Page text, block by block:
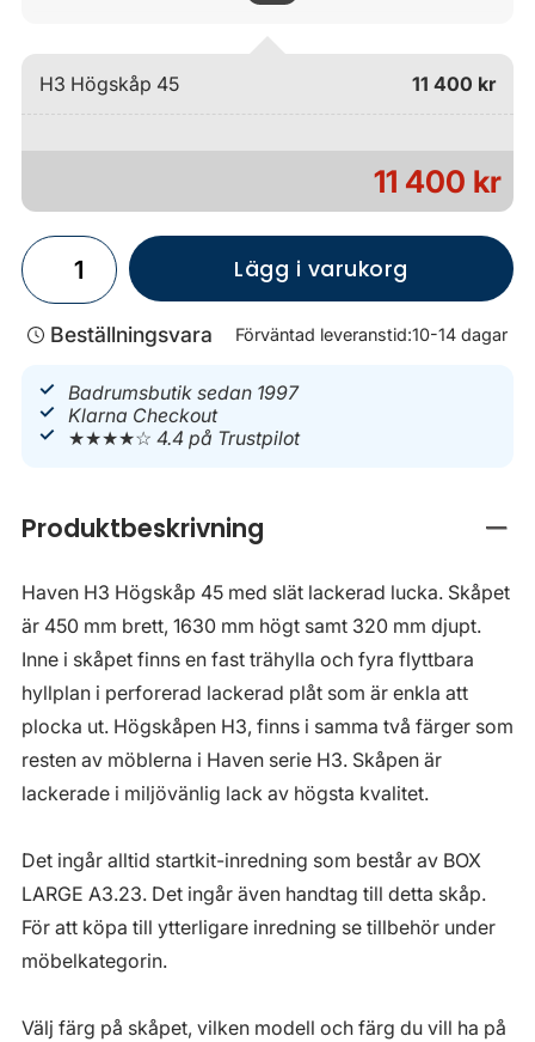
H3 Högskåp 45 11 400 kr
11 400 kr
Lägg i varukorg
Beställningsvara Förväntad leveranstid:10-14 dagar
Badrumsbutik sedan 1997
Klarna Checkout
★★★★☆4.4 på Trustpilot
Produktbeskrivning
Haven H3 Högskåp 45 med slät lackerad lucka. Skåpet
är 450 mm brett, 1630 mm högt samt 320 mm djupt.
Inne i skåpet finns en fast trähylla och fyra flyttbara
hyllplan i perforerad lackerad plåt som är enkla att
plocka ut. Högskåpen H3, finns i samma två färger som
resten av möblerna i Haven serie H3. Skåpen är
lackerade i miljövänlig lack av högsta kvalitet.
Det ingår alltid startkit-inredning som består av BOX
LARGE A3.23. Det ingår även handtag till detta skåp.
För att köpa till ytterligare inredning se tillbehör under
möbelkategorin.
Välj färg på skåpet, vilken modell och färg du vill ha på